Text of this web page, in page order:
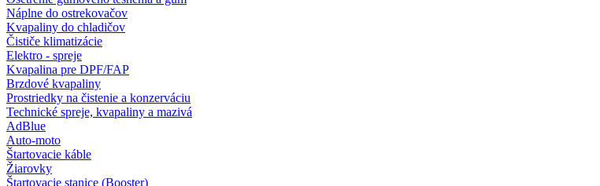
Náplne do ostrekovačov
Kvapaliny do chladičov
Čističe klimatizácie
Elektro - spreje
Kvapalina pre DPF/FAP
Brzdové kvapaliny
Prostriedky na čistenie a konzerváciu
Technické spreje, kvapaliny a mazivá
AdBlue
Auto-moto
Štartovacie káble
Žiarovky
Štartovacie stanice (Booster)